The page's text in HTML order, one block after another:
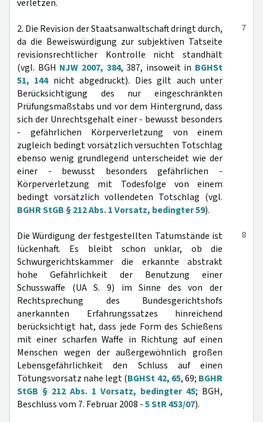
verletzen.
7
2. Die Revision der Staatsanwaltschaft dringt durch,
da die Beweiswürdigung zur subjektiven Tatseite
revisionsrechtlicher Kontrolle nicht standhält
(vgl. BGH NJW 2007, 384, 387, insoweit in BGHSt
51, 144nicht abgedruckt). Dies gilt auch unter
Berücksichtigung des nur eingeschränkten
Prüfungsmaßstabs und vor dem Hintergrund, dass
sich der Unrechtsgehalt einer - bewusst besonders
- gefährlichen Körperverletzung von einem
zugleich bedingt vorsätzlich versuchten Totschlag
ebenso wenig grundlegend unterscheidet wie der
einer - bewusst besonders gefährlichen -
Körperverletzung mit Todesfolge von einem
bedingt vorsätzlich vollendeten Totschlag (vgl.
BGHR StGB § 212 Abs. 1 Vorsatz, bedingter 59).
8
Die Würdigung der festgestellten Tatumstände ist
lückenhaft. Es bleibt schon unklar, ob die
Schwurgerichtskammer die erkannte abstrakt
hohe Gefährlichkeit der Benutzung einer
Schusswaffe (UA S. 9) im Sinne des von der
Rechtsprechung des Bundesgerichtshofs
anerkannten Erfahrungssatzes hinreichend
berücksichtigt hat, dass jede Form des Schießens
mit einer scharfen Waffe in Richtung auf einen
Menschen wegen der außergewöhnlich großen
Lebensgefährlichkeit den Schluss auf einen
Tötungsvorsatz nahe legt (BGHSt 42, 65, 69; BGHR
StGB § 212 Abs. 1 Vorsatz, bedingter 45; BGH,
Beschluss vom 7. Februar 2008 -5 StR 453/07).